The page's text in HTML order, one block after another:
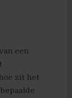
een
zit het